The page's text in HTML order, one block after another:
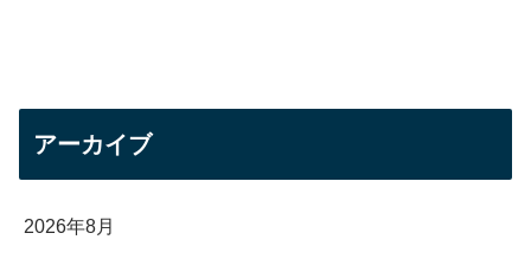
アーカイブ
2026年8月